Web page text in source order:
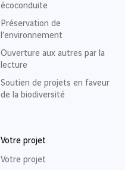
écoconduite
Préservation de
l’environnement
Ouverture aux autres par la
lecture
Soutien de projets en faveur
de la biodiversité
Votre projet
Votre projet